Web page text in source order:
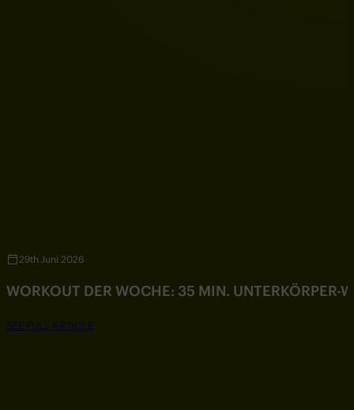
29th Juni 2026
WORKOUT DER WOCHE: 35 MIN. UNTERKÖRPER-
SEE FULL ARTICLE